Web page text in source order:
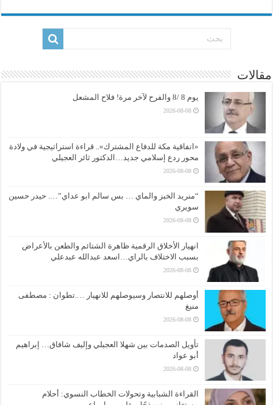
مقالات
يوم 8 /8 والفرح لآخر مرة! فلاح المشعل
2026-08-08
«اتفاقية مكة للدفاع المشترك».. قراءة استراتيجية في ولادة
محور ردع إسلامي جديد…الدكتور ثائر العجيلي
2026-08-08
“منريد الخبز والماي … بس سالم ابو عداي”…. حيدر حسين
سويري
2026-08-08
انهيار الأخلاق الرقمية ظاهرة الشتائم والطعن بالأعراض
بسبب الاختلاف بالراي…اسعد عبدالله عبدعلي
2026-08-08
أوصلهم للانتصار وسيوصلهم للانهيار ….تطوان : مصطفى
منيغ
2026-08-08
تأويل الصدمات بين شهلا العجيلي وإليف شافاق… إبراهيم
أبو عواد
2026-08-08
القراءة الشبابية وتحولات الخطاب النسوي: أحلام